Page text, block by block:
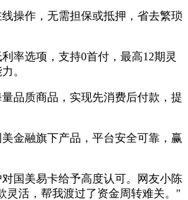
操作，无需担保或抵押，省去繁琐
率选项，支持0首付，最高12期灵
。
品质商品，实现先消费后付款，提
金融旗下产品，平台安全可靠，赢
国美易卡给予高度认可。网友小陈
灵活，帮我渡过了资金周转难关。"